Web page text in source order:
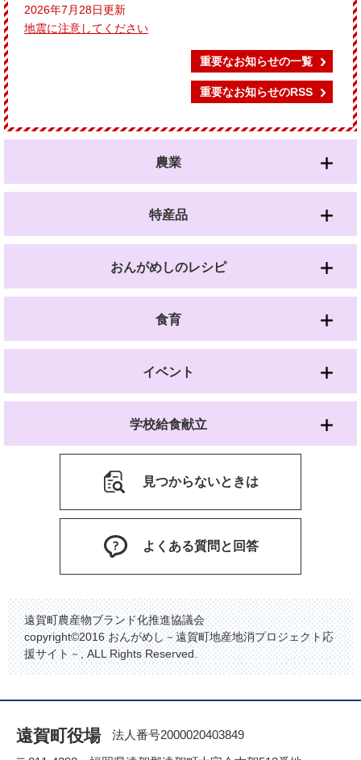
2026年7月28日更新
地震に注意してください
重要なお知らせの一覧
重要なお知らせのRSS
農業
特産品
おんがめしのレシピ
食育
イベント
学校給食献立
見つからないときは
よくある質問と回答
遠賀町農産物ブランド化推進協議会
copyright©2016 おんがめし－遠賀町地産地消プロジェクト応
援サイト－, ALL Rights Reserved.
遠賀町役場
法人番号2000020403849